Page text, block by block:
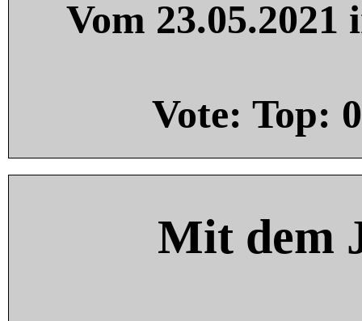
Vom
Vote: Top: 0
Mit dem